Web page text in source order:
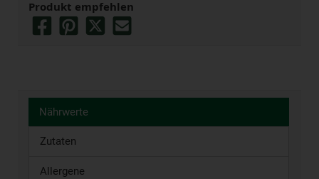
Produkt empfehlen
Nährwerte
Zutaten
Allergene